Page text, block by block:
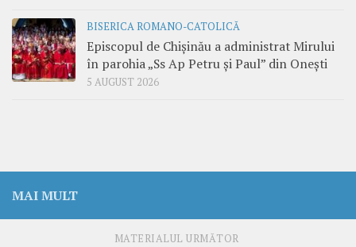
BISERICA ROMANO-CATOLICĂ
Episcopul de Chișinău a administrat Mirului
în parohia „Ss Ap Petru și Paul” din Onești
5 AUGUST 2026
MAI MULT
MATERIALUL URMĂTOR